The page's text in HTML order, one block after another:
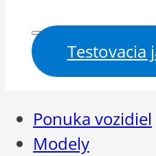
Testovacia
Ponuka vozidiel
Modely